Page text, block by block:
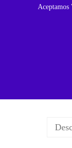
Aceptamos